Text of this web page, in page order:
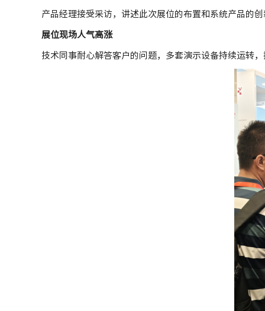
产品经理接受采访，讲述此次展位的布置和系统产品的
展位现场人气高涨
技术同事耐心解答客户的问题，多套演示设备持续运转